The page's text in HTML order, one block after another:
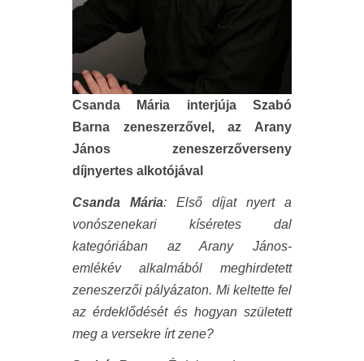
Csanda Mária interjúja Szabó
Barna zeneszerzővel, az Arany
János zeneszerzőverseny
díjnyertes alkotójával
Csanda Mária: Első díjat nyert a
vonószenekari kíséretes dal
kategóriában az Arany János-
emlékév alkalmából meghirdetett
zeneszerzői pályázaton. Mi keltette fel
az érdeklődését és hogyan született
meg a versekre írt zene?